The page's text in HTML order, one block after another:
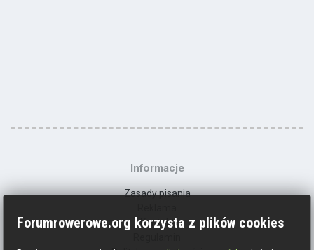
Informacje
Zasady pisania
Kontakt
Forumrowerowe.org korzysta z plików cookies